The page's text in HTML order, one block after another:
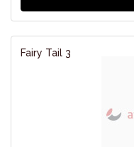
Fairy Tail 3